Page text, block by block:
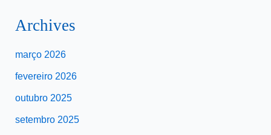
Archives
março 2026
fevereiro 2026
outubro 2025
setembro 2025